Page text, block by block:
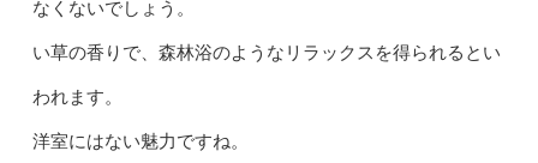
なくないでしょう。
い草の香りで、森林浴のようなリラックスを得られるとい
われます。
洋室にはない魅力ですね。